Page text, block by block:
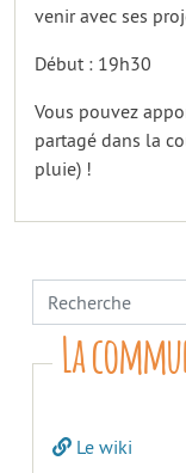
venir avec ses
Début : 19h30
Vous pouvez
partagé dans la
pluie) !
La
Le wiki